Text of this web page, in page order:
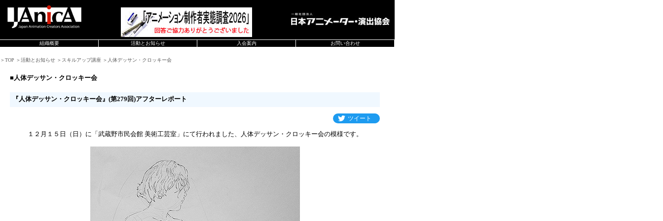
組織概要 活動とお知らせ 入会案内 お問い合わせ
＞TOP ＞活動とお知らせ ＞スキルアップ講座 ＞人体デッサン・クロッキー会
■人体デッサン・クロッキー会
『人体デッサン・クロッキー会』(第279回)アフターレポート
ツイート
１２月１５日（日）に「武蔵野市民会館 美術工芸室」にて行われました、人体デッサン・クロッキー会の模様です。